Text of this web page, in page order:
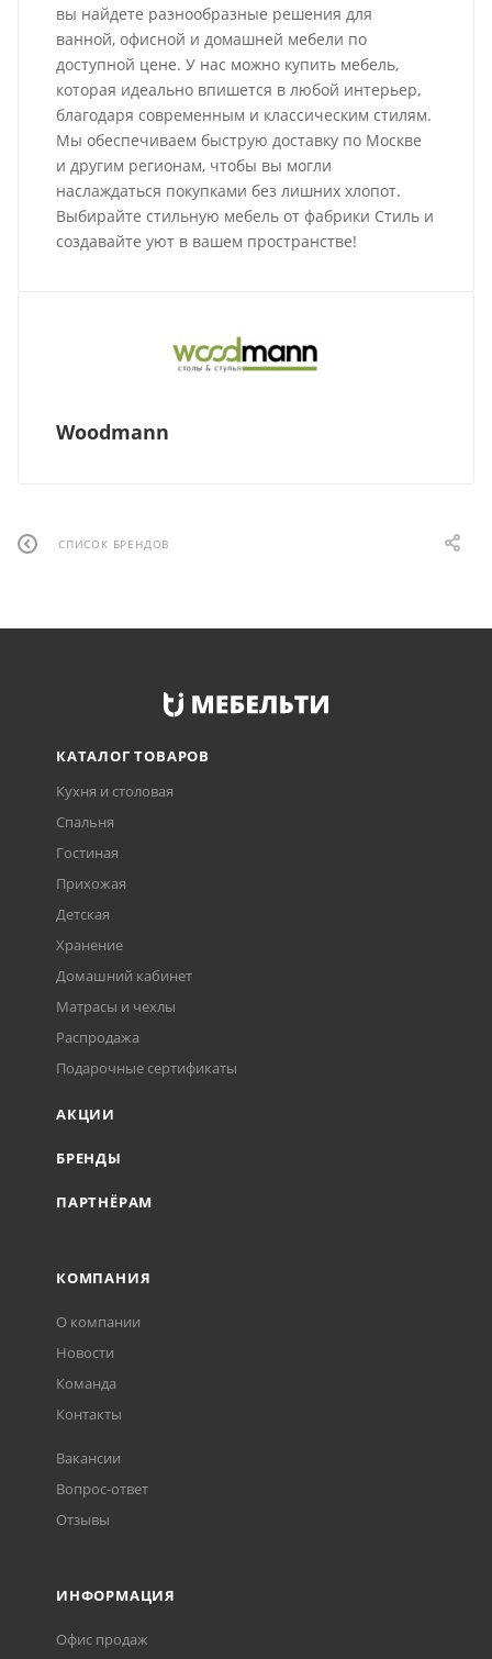
вы найдете разнообразные решения для
ванной, офисной и домашней мебели по
доступной цене. У нас можно купить мебель,
которая идеально впишется в любой интерьер,
благодаря современным и классическим стилям.
Мы обеспечиваем быструю доставку по Москве
и другим регионам, чтобы вы могли
наслаждаться покупками без лишних хлопот.
Выбирайте стильную мебель от фабрики Стиль и
создавайте уют в вашем пространстве!
Woodmann
СПИСОК БРЕНДОВ
КАТАЛОГ ТОВАРОВ
Кухня и столовая
Спальня
Гостиная
Прихожая
Детская
Хранение
Домашний кабинет
Матрасы и чехлы
Распродажа
Подарочные сертификаты
АКЦИИ
БРЕНДЫ
ПАРТНЁРАМ
КОМПАНИЯ
О компании
Новости
Команда
Контакты
Вакансии
Вопрос-ответ
Отзывы
ИНФОРМАЦИЯ
Офис продаж